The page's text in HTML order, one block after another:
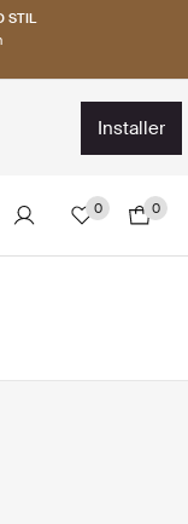
STIL
installer
0 0